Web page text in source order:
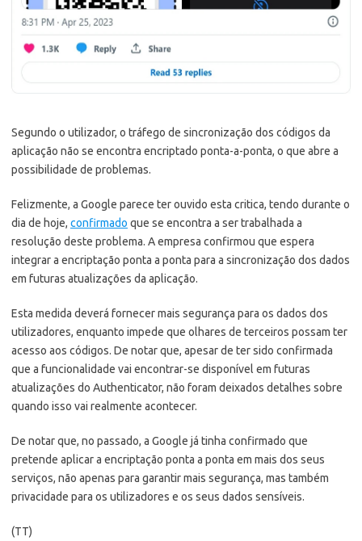
Segundo o utilizador, o tráfego de sincronização dos códigos da
aplicação não se encontra encriptado ponta-a-ponta, o que abre a
possibilidade de problemas.
Felizmente, a Google parece ter ouvido esta critica, tendo durante o
dia de hoje, confirmado que se encontra a ser trabalhada a
resolução deste problema. A empresa confirmou que espera
integrar a encriptação ponta a ponta para a sincronização dos dados
em futuras atualizações da aplicação.
Esta medida deverá fornecer mais segurança para os dados dos
utilizadores, enquanto impede que olhares de terceiros possam ter
acesso aos códigos. De notar que, apesar de ter sido confirmada
que a funcionalidade vai encontrar-se disponível em futuras
atualizações do Authenticator, não foram deixados detalhes sobre
quando isso vai realmente acontecer.
De notar que, no passado, a Google já tinha confirmado que
pretende aplicar a encriptação ponta a ponta em mais dos seus
serviços, não apenas para garantir mais segurança, mas também
privacidade para os utilizadores e os seus dados sensíveis.
(TT)